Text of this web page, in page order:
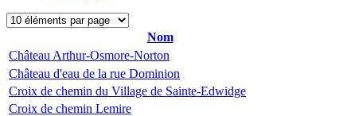
Nom
Château Arthur-Osmore-Norton
Château d'eau de la rue Dominion
Croix de chemin du Village de Sainte-Edwidge
Croix de chemin Lemire